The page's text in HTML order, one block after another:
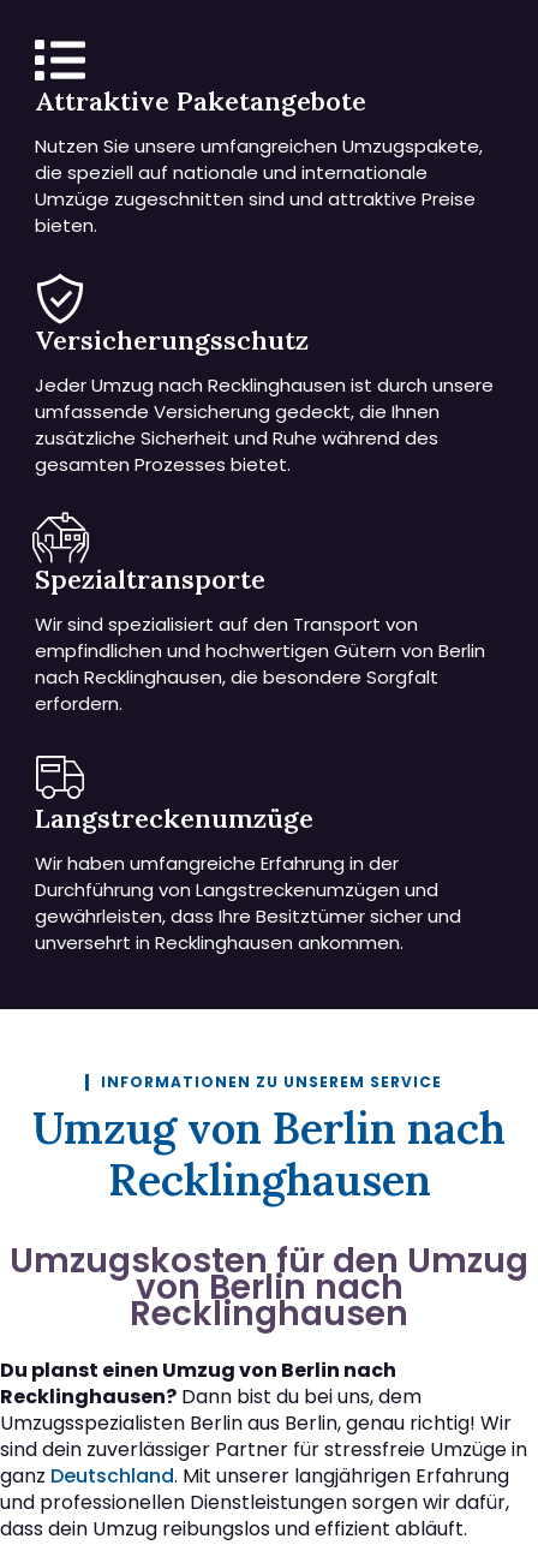
Attraktive Paketangebote
Nutzen Sie unsere umfangreichen Umzugspakete,
die speziell auf nationale und internationale
Umzüge zugeschnitten sind und attraktive Preise
bieten.
Versicherungsschutz
Jeder Umzug nach Recklinghausen ist durch unsere
umfassende Versicherung gedeckt, die Ihnen
zusätzliche Sicherheit und Ruhe während des
gesamten Prozesses bietet.
Spezialtransporte
Wir sind spezialisiert auf den Transport von
empfindlichen und hochwertigen Gütern von Berlin
nach Recklinghausen, die besondere Sorgfalt
erfordern.
Langstreckenumzüge
Wir haben umfangreiche Erfahrung in der
Durchführung von Langstreckenumzügen und
gewährleisten, dass Ihre Besitztümer sicher und
unversehrt in Recklinghausen ankommen.
INFORMATIONEN ZU UNSEREM SERVICE
Umzug von Berlin nach
Recklinghausen
Umzugskosten für den Umzug
von Berlin nach
Recklinghausen
Du planst einen Umzug von Berlin nach
Recklinghausen? Dann bist du bei uns, dem
Umzugsspezialisten Berlin aus Berlin, genau richtig! Wir
sind dein zuverlässiger Partner für stressfreie Umzüge in
ganz Deutschland. Mit unserer langjährigen Erfahrung
und professionellen Dienstleistungen sorgen wir dafür,
dass dein Umzug reibungslos und effizient abläuft.